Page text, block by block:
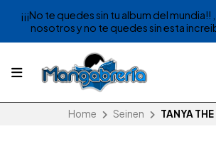
¡¡¡No te quedes sin tu album del
nosotros y no te quedes sin esta
Home Seinen TANYA